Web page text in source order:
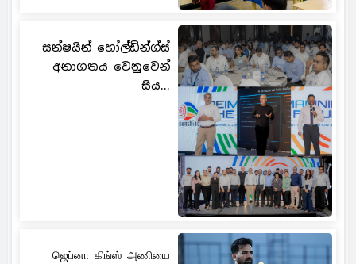
සන්ෂයින් හෝල්ඩින්ග්ස්
අනාගතය වෙනුවෙන්
සිය...
ஜெப்னா கிங்ஸ் அணியை